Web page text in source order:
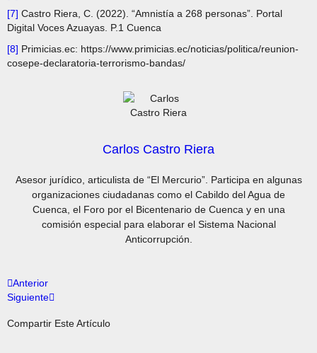
[7] Castro Riera, C. (2022). “Amnistía a 268 personas”. Portal
Digital Voces Azuayas. P.1 Cuenca
[8] Primicias.ec: https://www.primicias.ec/noticias/politica/reunion-
cosepe-declaratoria-terrorismo-bandas/
Carlos Castro Riera
Asesor jurídico, articulista de “El Mercurio”. Participa en algunas
organizaciones ciudadanas como el Cabildo del Agua de
Cuenca, el Foro por el Bicentenario de Cuenca y en una
comisión especial para elaborar el Sistema Nacional
Anticorrupción.
Anterior
Siguiente
Compartir Este Artículo